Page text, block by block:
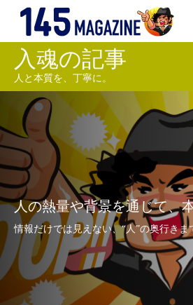
入魂の記事
人と本質を、丁寧に。
人の熱量や背景を通じて、
情報だけでは見えない、“人”の奥行きま